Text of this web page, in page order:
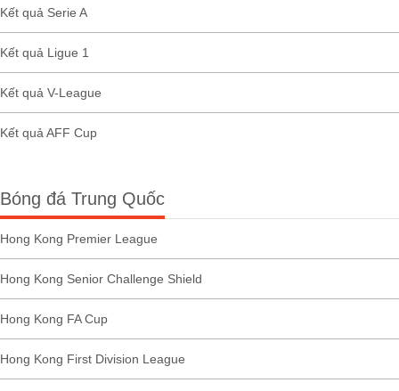
Kết quả Serie A
Kết quả Ligue 1
Kết quả V-League
Kết quả AFF Cup
Bóng đá Trung Quốc
Hong Kong Premier League
Hong Kong Senior Challenge Shield
Hong Kong FA Cup
Hong Kong First Division League